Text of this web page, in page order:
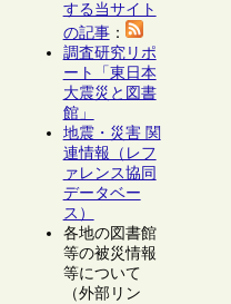
する当サイト
の記事：
調査研究リポ
ート「東日本
大震災と図書
館」
地震・災害 関
連情報（レフ
ァレンス協同
データベー
ス）
各地の図書館
等の被災情報
等について
（外部リン